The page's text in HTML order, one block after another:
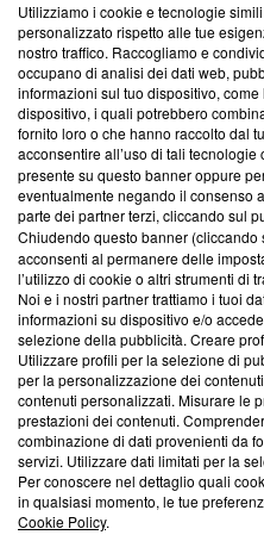
Questa sezione offre
News, sui nostri processi
creare news di qualità. Inoltre,
‘Trust Project - News with
ancora membro del
parte; Trust Project non ha
conformità agli standard.
Su di noi
Team editoriale
Corporate
Redazione
Informativa Privacy
Cookie Policy
Blasting SA, IDI CHE-
Lugano (Svizzera) Tel:+39
Utilizziamo i cookie e tecnologie
personalizzato rispetto alle tue
nostro traffico. Raccogliamo e
occupano di analisi dei dati web,
informazioni sul tuo dispositivo,
dispositivo, i quali potrebbero
fornito loro o che hanno raccolto dal
acconsentire all’uso di tali
presente su questo banner oppure
eventualmente negando il consenso
parte dei partner terzi, cliccando sul
Chiudendo questo banner (cliccando
acconsenti al permanere delle
l’utilizzo di cookie o altri strumenti di
Noi e i nostri partner trattiamo i tuoi
informazioni su dispositivo e/o
selezione della pubblicità. Creare
Utilizzare profili per la selezione di
per la personalizzazione dei
contenuti personalizzati. Misurare le
prestazioni dei contenuti.
combinazione di dati provenienti da
servizi. Utilizzare dati limitati per la
Per conoscere nel dettaglio quali
in qualsiasi momento, le tue
Cookie Policy.